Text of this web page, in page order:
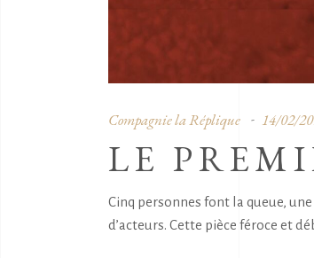
Compagnie la Réplique 14/02/
LE
Cinq personnes font la queue,
d’acteurs. Cette pièce féroce et